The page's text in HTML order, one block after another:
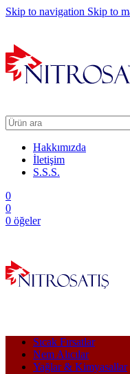
Skip to navigation Skip to
Hakkımızda
İletişim
S.S.S.
0
0
0 öğeler
Sıcak Fırsatlar
Nem Alıcılar
Yağlar & Kimyasallar